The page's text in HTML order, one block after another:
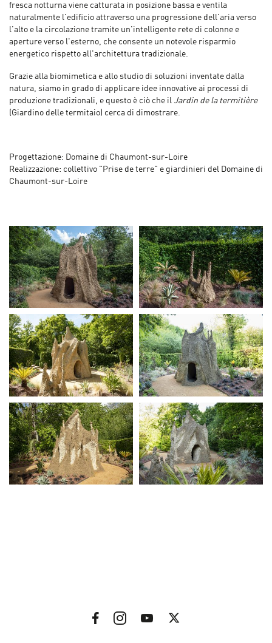
fresca notturna viene catturata in posizione bassa e ventila
naturalmente l'edificio attraverso una progressione dell'aria verso
l'alto e la circolazione tramite un'intelligente rete di colonne e
aperture verso l'esterno, che consente un notevole risparmio
energetico rispetto all'architettura tradizionale.
Grazie alla biomimetica e allo studio di soluzioni inventate dalla
natura, siamo in grado di applicare idee innovative ai processi di
produzione tradizionali, e questo è ciò che il Jardin de la termitière
(Giardino delle termitaio) cerca di dimostrare.
Progettazione: Domaine di Chaumont-sur-Loire
Realizzazione: collettivo "Prise de terre" e giardinieri del Domaine di
Chaumont-sur-Loire